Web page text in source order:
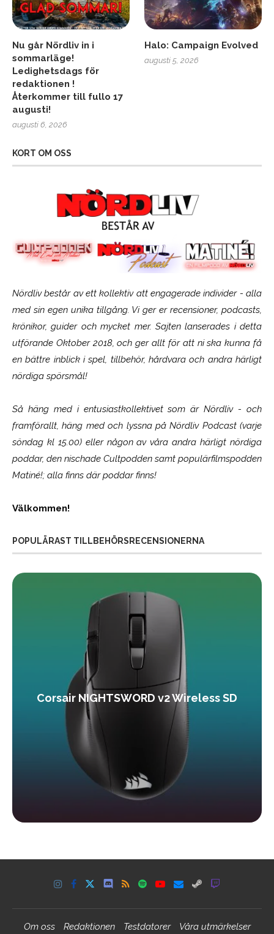
Nu går Nördliv in i
sommarläge!
Ledighetsdags för
redaktionen !
Återkommer till fullo 17
augusti!
augusti 6, 2026
Halo: Campaign Evolved
augusti 5, 2026
KORT OM OSS
Nördliv består av ett kollektiv att engagerade individer - alla
med sin egen unika tillgång. Vi ger er recensioner, podcasts,
krönikor, guider och mycket mer. Sajten lanserades i detta
utförande Oktober 2018, och ger allt för att ni ska kunna få
en bättre inblick i spel, tillbehör, hårdvara och andra härligt
nördiga spörsmål!
Så häng med i entusiastkollektivet som ärNördliv- och
framförallt, häng med och lyssna på Nördliv Podcast (varje
söndag kl 15.00) eller någon av våra andra härligt nördiga
poddar, den nischade Cultpodden samt populärfilmspodden
Matiné!; alla finns där poddar finns!
Välkommen!
POPULÄRAST TILLBEHÖRSRECENSIONERNA
Corsair NIGHTSWORD v2 Wireless SD
Om oss Redaktionen Testdatorer Våra utmärkelser